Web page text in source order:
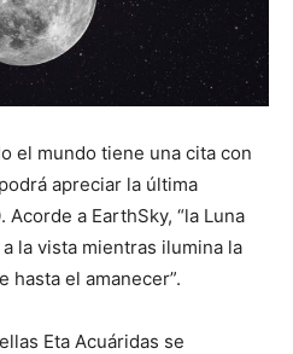
el mundo tiene una cita con
apreciar la última
a EarthSky, “la Luna
la vista mientras ilumina la
hasta el amanecer”.
Eta Acuáridas se